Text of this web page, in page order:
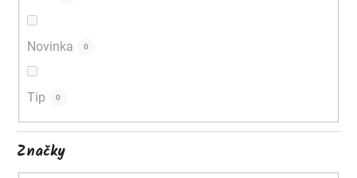
Novinka 0
Tip 0
Značky